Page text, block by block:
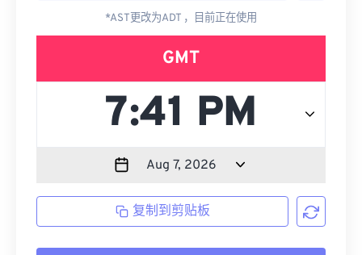
*AST更改为ADT ，目前正在使用
GMT
复制到剪贴板